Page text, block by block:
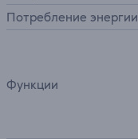
Потребление энергии
Функции